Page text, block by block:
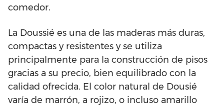
comedor.
La Doussié es una de las maderas más duras,
compactas y resistentes y se utiliza
principalmente para la construcción de pisos
gracias a su precio, bien equilibrado con la
calidad ofrecida. El color natural de Dousié
varía de marrón, a rojizo, o incluso amarillo